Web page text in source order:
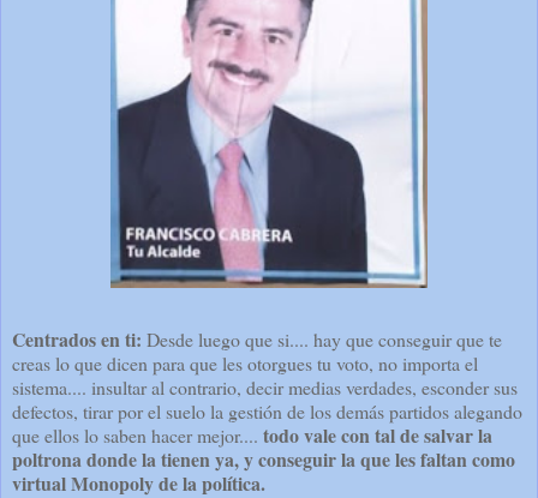
Centrados en ti: Desde luego que si.... hay que conseguir que te
creas lo que dicen para que les otorgues tu voto, no importa el
sistema.... insultar al contrario, decir medias verdades, esconder sus
defectos, tirar por el suelo la gestión de los demás partidos alegando
que ellos lo saben hacer mejor.... todo vale con tal de salvar la
poltrona donde la tienen ya, y conseguir la que les faltan como
virtual Monopoly de la política.